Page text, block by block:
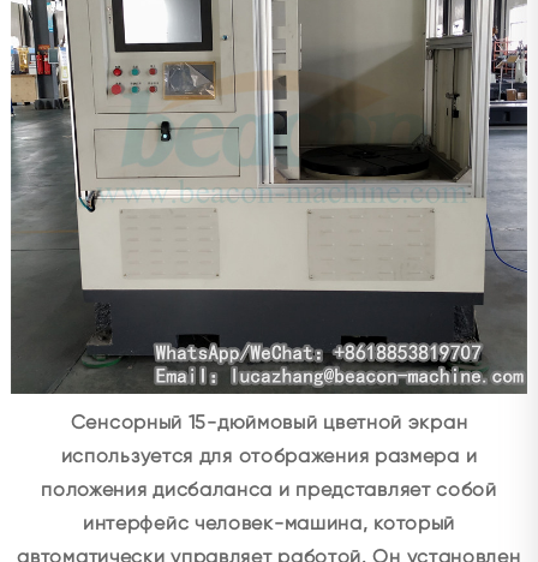
Сенсорный 15-дюймовый цветной экран
используется для отображения размера и
положения дисбаланса и представляет собой
интерфейс человек-машина, который
автоматически управляет работой. Он установлен